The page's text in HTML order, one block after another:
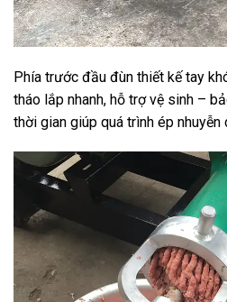
Phía trước đầu đùn thiết kế tay
tháo lắp nhanh, hỗ trợ vệ sinh –
thời gian giúp quá trình ép nhuyễn